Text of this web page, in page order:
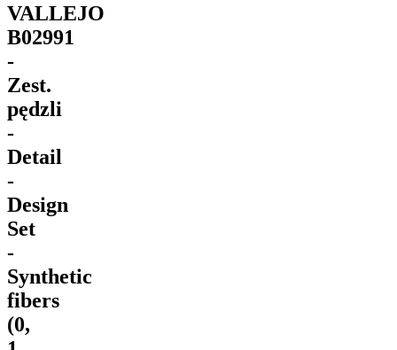
VALLEJO
B02991
-
Zest.
pędzli
-
Detail
-
Design
Set
-
Synthetic
fibers
(0,